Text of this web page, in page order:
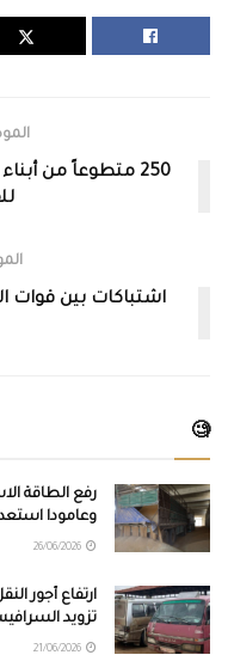
250 متطوعاً من
اشتباكات بين قوات
🧐
رفع الطاقة
وعامودا
ارتفاع أجور
تزويد